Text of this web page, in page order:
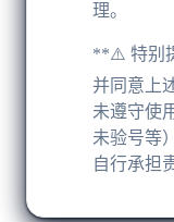
理。
​**⚠️ 特别
并同意上
未遵守使
未验号等
自行承担